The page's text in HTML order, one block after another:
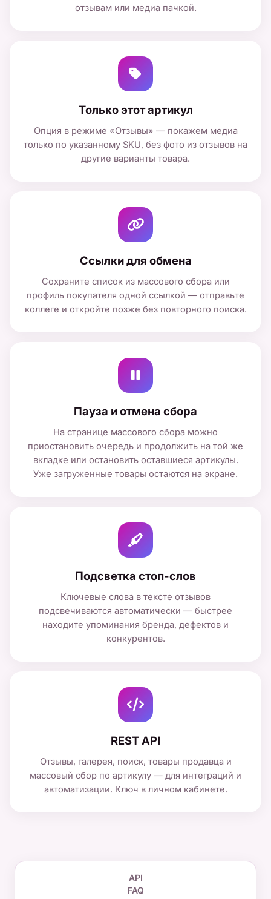
отзывам или медиа пачкой.
Только этот артикул
Опция в режиме «Отзывы» — покажем медиа
только по указанному SKU, без фото из отзывов на
другие варианты товара.
Ссылки для обмена
Сохраните список из массового сбора или
профиль покупателя одной ссылкой — отправьте
коллеге и откройте позже без повторного поиска.
Пауза и отмена сбора
На странице массового сбора можно
приостановить очередь и продолжить на той же
вкладке или остановить оставшиеся артикулы.
Уже загруженные товары остаются на экране.
Подсветка стоп-слов
Ключевые слова в тексте отзывов
подсвечиваются автоматически — быстрее
находите упоминания бренда, дефектов и
конкурентов.
REST API
Отзывы, галерея, поиск, товары продавца и
массовый сбор по артикулу — для интеграций и
автоматизации. Ключ в личном кабинете.
API
FAQ